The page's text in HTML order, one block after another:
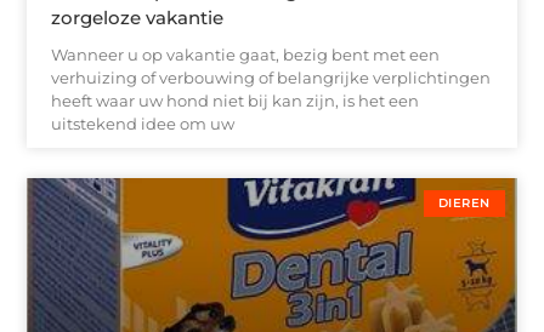
zorgeloze vakantie
Wanneer u op vakantie gaat, bezig bent met een
verhuizing of verbouwing of belangrijke verplichtingen
heeft waar uw hond niet bij kan zijn, is het een
uitstekend idee om uw
DIEREN